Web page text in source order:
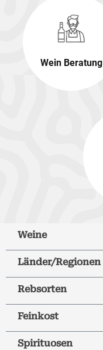
Wein Beratung
Weine
Länder/Regionen
Rebsorten
Feinkost
Spirituosen